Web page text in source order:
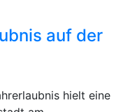
auf der
hielt eine